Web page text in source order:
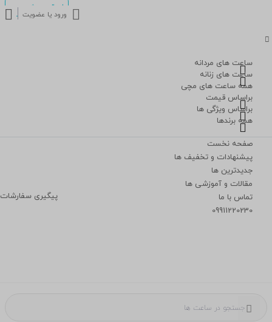
ساعت های مردانه
ساعت های زنانه
همه ساعت های مچی
براساس قیمت
براساس ویژگی ها
همه برندها
صفحه نخست
پیشنهادات و تخفیف ها
جدیدترین ها
ارسال پرسش